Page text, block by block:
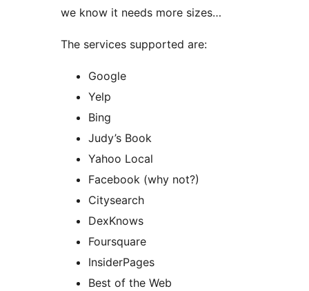
we know it needs more sizes…
The services supported are:
Google
Yelp
Bing
Judy’s Book
Yahoo Local
Facebook (why not?)
Citysearch
DexKnows
Foursquare
InsiderPages
Best of the Web